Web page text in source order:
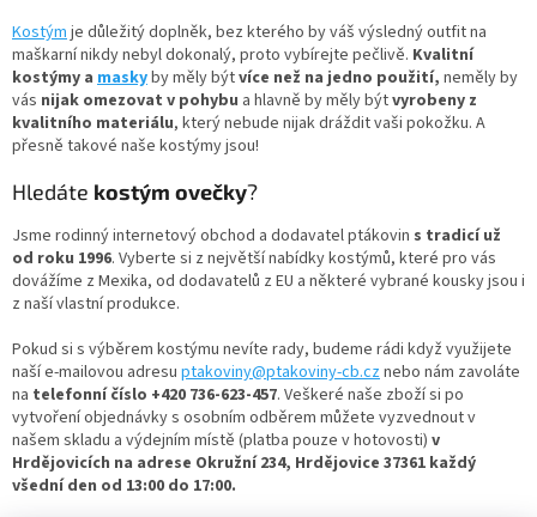
k
y
v
ý
p
Kostým je důležitý doplněk, bez kterého by váš výsledný outfit na
maškarní nikdy nebyl dokonalý, proto vybírejte pečlivě. Kvalitní
kostýmy a maskyby měly býtvíce než na jedno použití, neměly by
vás nijak omezovat v pohybu a hlavně by měly býtvyrobeny z
kvalitního materiálu, který nebude nijak dráždit vaši pokožku. A
přesně takové naše kostýmy jsou!
Hledáte kostým ovečky?
Jsme rodinný internetový obchod a dodavatel ptákovin s tradicí už
od roku 1996. Vyberte si z největší nabídky kostýmů, které pro vás
dovážíme z Mexika, od dodavatelů z EU a některé vybrané kousky jsou i
z naší vlastní produkce.
Pokud si s výběrem kostýmu nevíte rady, budeme rádi když využijete
naší e-mailovou adresu ptakoviny@ptakoviny-cb.cznebo nám zavoláte
na telefonní číslo +420 736-623-457. Veškeré naše zboží si po
vytvoření objednávky s osobním odběrem můžete vyzvednout v
našem skladu a výdejním místě (platba pouze v hotovosti) v
Hrdějovicích na adrese Okružní 234, Hrdějovice 37361 každý
všední den od 13:00 do 17:00.